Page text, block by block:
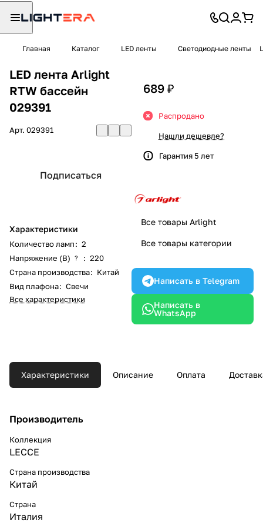
Главная Каталог LED ленты Светодиодные ленты
LED лента Arlight
RTW бассейн
029391
Арт. 029391
Подписаться
Характеристики
Количество ламп: 2
Напряжение (В)
? : 220
Страна производства: Китай
Вид плафона: Свечи
Все характеристики
689 ₽
Распродано
Нашли дешевле?
Гарантия 5 лет
Все товары Arlight
Все товары категории
Написать в Telegram
Написать в
WhatsApp
Характеристики Описание Оплата
Производитель
Коллекция
LECCE
Страна производства
Китай
Страна
Италия